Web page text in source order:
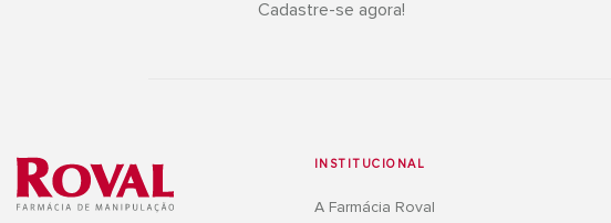
Cadastre-se agora!
INSTITUCIONAL
A Farmácia Roval